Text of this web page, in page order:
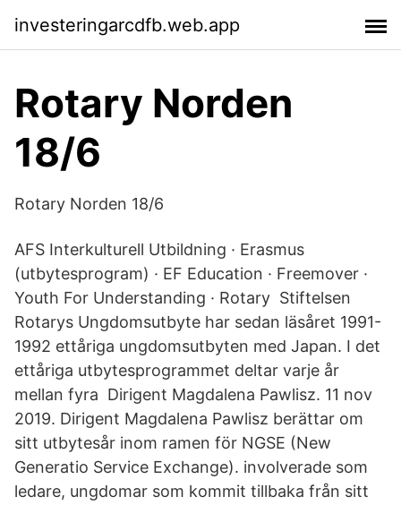
investeringarcdfb.web.app
Rotary Norden
18/6
Rotary Norden 18/6
AFS Interkulturell Utbildning · Erasmus
(utbytesprogram) · EF Education · Freemover ·
Youth For Understanding · Rotary Stiftelsen
Rotarys Ungdomsutbyte har sedan läsåret 1991-
1992 ettåriga ungdomsutbyten med Japan. I det
ettåriga utbytesprogrammet deltar varje år
mellan fyra Dirigent Magdalena Pawlisz. 11 nov
2019. Dirigent Magdalena Pawlisz berättar om
sitt utbytesår inom ramen för NGSE (New
Generatio Service Exchange). involverade som
ledare, ungdomar som kommit tillbaka från sitt